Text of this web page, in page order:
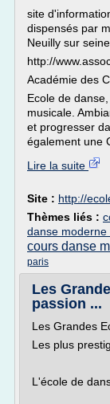
site
dispensés par
Neuilly sur seine
http://
Académie des
Ecole de
musicale.
et progresser
également une
Lire la suite
Site : http://
Thèmes liés :
danse moderne
cours danse
paris
Les
passion ...
Les Grandes
Les plus
L'école de